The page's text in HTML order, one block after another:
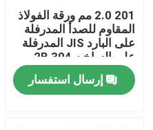
مراقبة الجودة
اتصل بنا
201 2.0 مم ورقة الفولاذ
المقاوم للصدأ المدرفلة
على البارد JIS المدرفلة
على الساخن 2B 304
الفولاذ المقاوم للصدأ
إرسال استفسار